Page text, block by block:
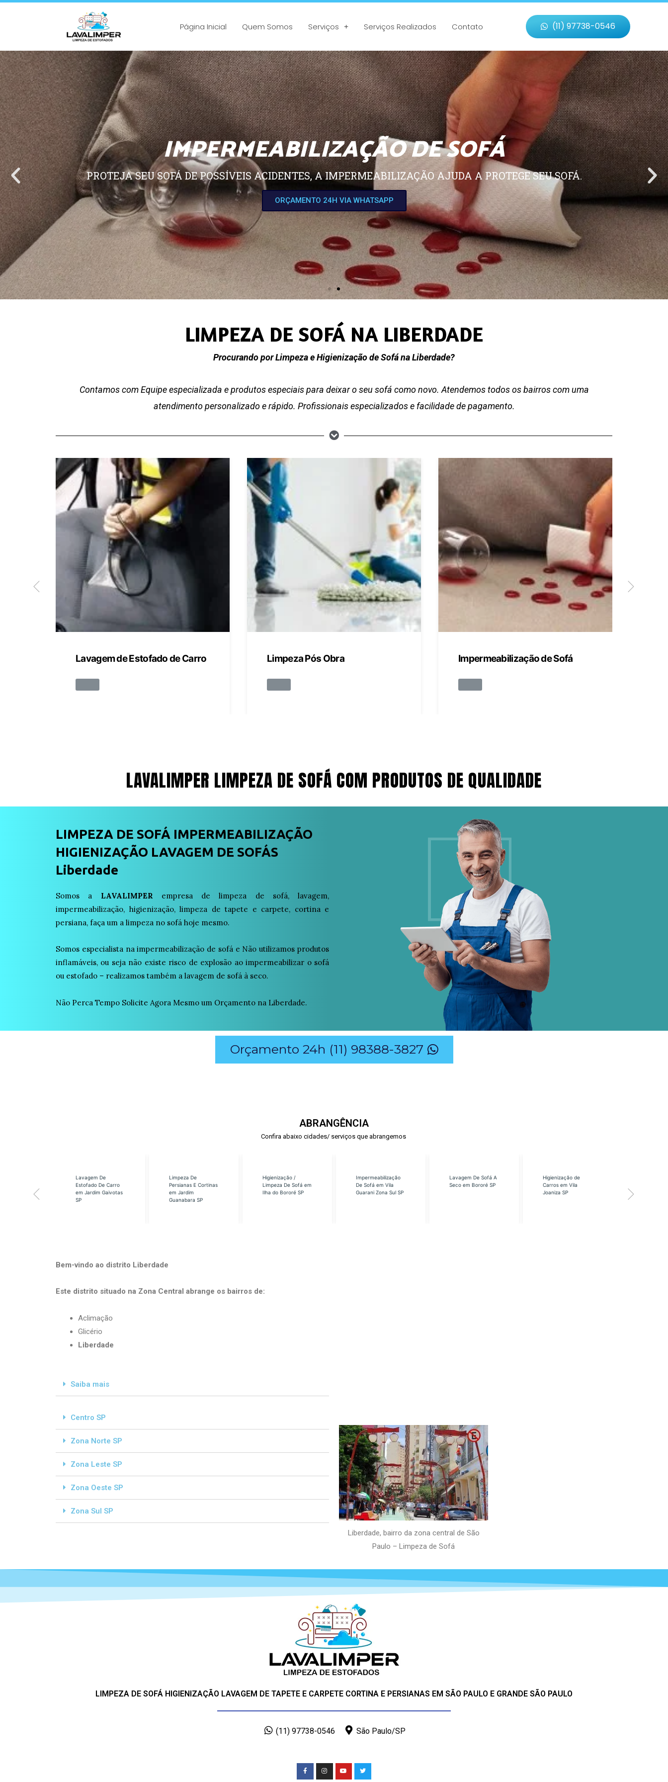
Página Inicial Quem Somos Serviços Serviços Realizados Contato (11) 97738-0546
IMPERMEABILIZAÇÃO DE SOFÁ
PROTEJA SEU SOFÁ DE POSSÍVEIS ACIDENTES, A IMPERMEABILIZAÇÃO AJUDA A PROTEGE SEU SOFÁ.
ORÇAMENTO 24H VIA WHATSAPP
LIMPEZA DE SOFÁ NA LIBERDADE
Procurando por Limpeza e Higienização de Sofá na Liberdade?
Contamos com Equipe especializada e produtos especiais para deixar o seu sofá como novo. Atendemos todos os bairros com uma
atendimento personalizado e rápido. Profissionais especializados e facilidade de pagamento.
Lavagem de Estofado de Carro Limpeza Pós Obra Impermeabilização de Sofá
LAVALIMPER LIMPEZA DE SOFÁ COM PRODUTOS DE QUALIDADE
LIMPEZA DE SOFÁ IMPERMEABILIZAÇÃO
HIGIENIZAÇÃO LAVAGEM DE SOFÁS
Liberdade
Somos a LAVALIMPER empresa de limpeza de sofá, lavagem,
impermeabilização, higienização, limpeza de tapete e carpete, cortina e
persiana, faça um a limpeza no sofá hoje mesmo.
Somos especialista na impermeabilização de sofá e Não utilizamos produtos
inflamáveis, ou seja não existe risco de explosão ao impermeabilizar o sofá
ou estofado – realizamos também a lavagem de sofá à seco.
Não Perca Tempo Solicite Agora Mesmo um Orçamento na Liberdade.
Orçamento 24h (11) 98388-3827
ABRANGÊNCIA
Confira abaixo cidades/ serviços que abrangemos
Lavagem De
Estofado De Carro
em Jardim Gaivotas
SP
Limpeza De
Persianas E Cortinas
em Jardim
Guanabara SP
Higienização /
Limpeza De Sofá em
Ilha do Bororé SP
Impermeabilização
De Sofá em Vila
Guarani Zona Sul SP
Lavagem De Sofá A
Seco em Bororé SP
Higienização de
Carros em Vila
Joaniza SP
Bem-vindo ao distrito Liberdade
Este distrito situado na Zona Central abrange os bairros de:
Aclimação
Glicério
Liberdade
Saiba mais
Centro SP
Zona Norte SP
Zona Leste SP
Zona Oeste SP
Zona Sul SP
Liberdade, bairro da zona central de São
Paulo – Limpeza de Sofá
LIMPEZA DE SOFÁ HIGIENIZAÇÃO LAVAGEM DE TAPETE E CARPETE CORTINA E PERSIANAS EM SÃO PAULO E GRANDE SÃO PAULO
(11) 97738-0546 São Paulo/SP